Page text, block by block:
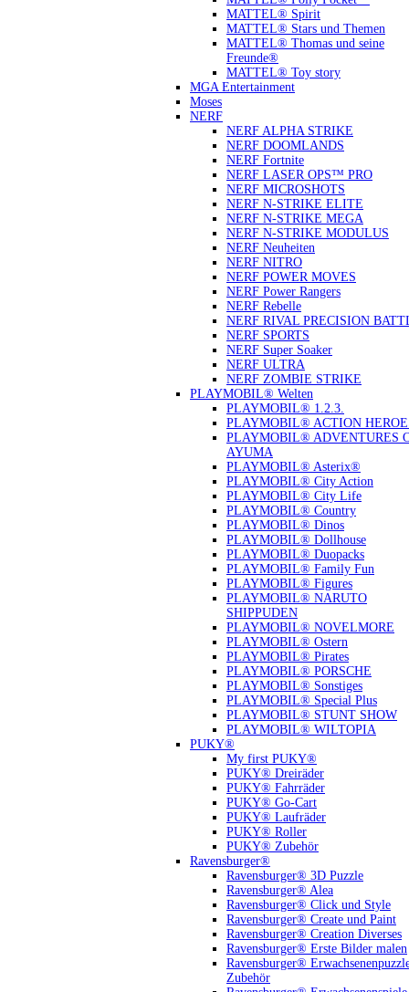
MATTEL® Spirit
MATTEL® Stars und Themen
MATTEL® Thomas und seine
Freunde®
MATTEL® Toy story
MGA Entertainment
Moses
NERF
NERF ALPHA STRIKE
NERF DOOMLANDS
NERF Fortnite
NERF LASER OPS™ PRO
NERF MICROSHOTS
NERF N-STRIKE ELITE
NERF N-STRIKE MEGA
NERF N-STRIKE MODULUS
NERF Neuheiten
NERF NITRO
NERF POWER MOVES
NERF Power Rangers
NERF Rebelle
NERF RIVAL PRECISION
NERF SPORTS
NERF Super Soaker
NERF ULTRA
NERF ZOMBIE STRIKE
PLAYMOBIL® Welten
PLAYMOBIL® 1.2.3.
PLAYMOBIL® ACTION
PLAYMOBIL® ADVENTURES
AYUMA
PLAYMOBIL® Asterix®
PLAYMOBIL® City Action
PLAYMOBIL® City Life
PLAYMOBIL® Country
PLAYMOBIL® Dinos
PLAYMOBIL® Dollhouse
PLAYMOBIL® Duopacks
PLAYMOBIL® Family Fun
PLAYMOBIL® Figures
PLAYMOBIL® NARUTO
SHIPPUDEN
PLAYMOBIL® NOVELMORE
PLAYMOBIL® Ostern
PLAYMOBIL® Pirates
PLAYMOBIL® PORSCHE
PLAYMOBIL® Sonstiges
PLAYMOBIL® Special Plus
PLAYMOBIL® STUNT SHOW
PLAYMOBIL® WILTOPIA
PUKY®
My first PUKY®
PUKY® Dreiräder
PUKY® Fahrräder
PUKY® Go-Cart
PUKY® Laufräder
PUKY® Roller
PUKY® Zubehör
Ravensburger®
Ravensburger® 3D Puzzle
Ravensburger® Alea
Ravensburger® Click und Style
Ravensburger® Create und Paint
Ravensburger® Creation Diverses
Ravensburger® Erste Bilder malen
Ravensburger®
Zubehör